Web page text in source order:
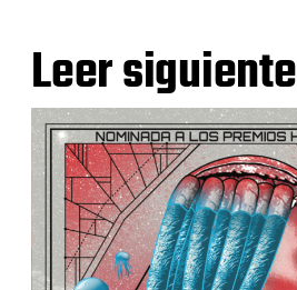
Leer siguiente